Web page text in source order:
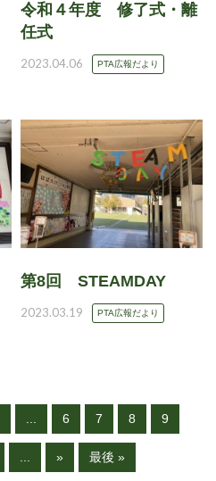
令和４年度 修了式・離
任式
2023.04.06 PTA広報だより
第8回 STEAMDAY
2023.03.19 PTA広報だより
... 6 7 8 9
... » 最後 »